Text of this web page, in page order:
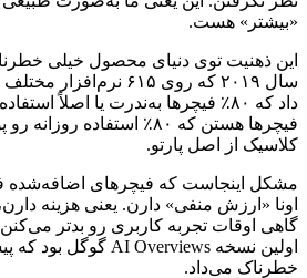
«بیشتر» هست.
این ذهنیت توی دنیای محصول خیلی
سال ۲۰۱۹ که روی ۶۱۵ نرم‌افزار مختلف
داد که ۸۰٪ فیچرها به‌ندرت یا اصلاً استفاده
فیچرها هستن که ۸۰٪ استفاده روزانه رو
کلاسیک از اصل پارتو.
مشکل اینجاست که فیچرهای اضافه‌شده
اونا «ارزش منفی» دارن. یعنی هزینه
گاهی اوقات تجربه کاربری رو بدتر
اولین نسخه AI Overviews گوگل بود که
خطرناک می‌داد.